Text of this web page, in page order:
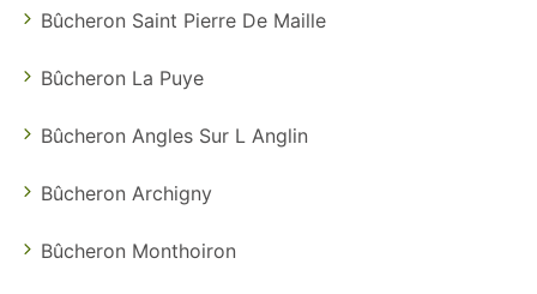
Bûcheron Saint Pierre De Maille
Bûcheron La Puye
Bûcheron Angles Sur L Anglin
Bûcheron Archigny
Bûcheron Monthoiron